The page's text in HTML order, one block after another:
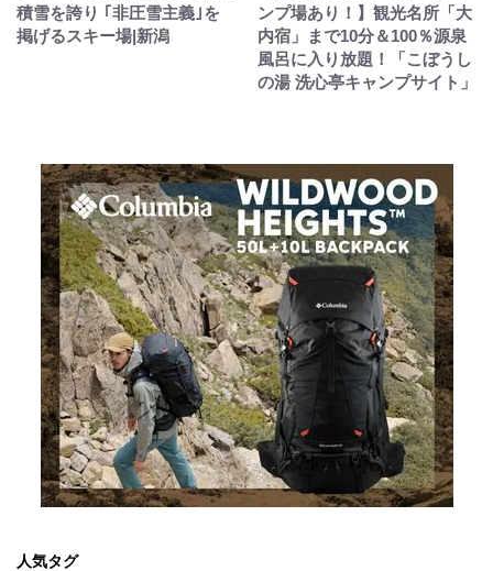
積雪を誇り ｢非圧雪主義｣を
掲げるスキー場|新潟
ンプ場あり！】観光名所「大
内宿」まで10分＆100％源泉
風呂に入り放題！「こぼうし
の湯 洗心亭キャンプサイト」
人気タグ